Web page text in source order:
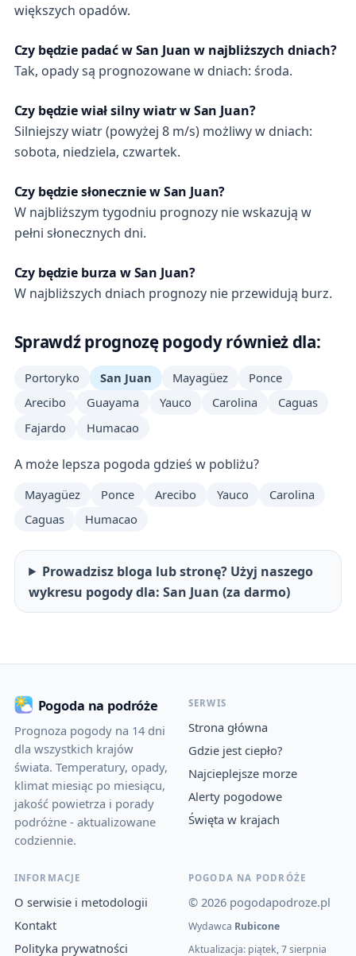
większych opadów.
Czy będzie padać w San Juan w najbliższych dniach?
Tak, opady są prognozowane w dniach: środa.
Czy będzie wiał silny wiatr w San Juan?
Silniejszy wiatr (powyżej 8 m/s) możliwy w dniach:
sobota, niedziela, czwartek.
Czy będzie słonecznie w San Juan?
W najbliższym tygodniu prognozy nie wskazują w
pełni słonecznych dni.
Czy będzie burza w San Juan?
W najbliższych dniach prognozy nie przewidują burz.
Sprawdź prognozę pogody również dla:
Portoryko San Juan Mayagüez
Ponce
Arecibo
Guayama Yauco Carolina
Caguas
Fajardo
Humacao
A może lepsza pogoda gdzieś w pobliżu?
Mayagüez Ponce Arecibo Yauco
Carolina
Caguas
Humacao
Prowadzisz bloga lub stronę? Użyj naszego
wykresu pogody dla: San Juan (za darmo)
Pogoda na podróże
Prognoza pogody na 14 dni
dla wszystkich krajów
świata. Temperatury, opady,
klimat miesiąc po miesiącu,
jakość powietrza i porady
podróżne - aktualizowane
codziennie.
SERWIS
Strona główna
Gdzie jest ciepło?
Najcieplejsze morze
Alerty pogodowe
Święta w krajach
INFORMACJE
O serwisie i metodologii
Kontakt
Polityka prywatności
POGODA NA PODRÓŻE
© 2026 pogodapodroze.pl
Wydawca Rubicone
Aktualizacja: piątek, 7 sierpnia